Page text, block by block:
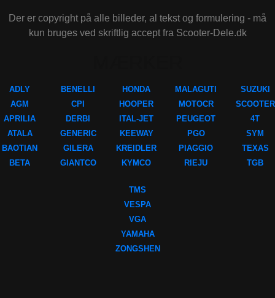
Der er copyright på alle billeder, al tekst og formulering - må
kun bruges ved skriftlig accept fra Scooter-Dele.dk
ADLY
AGM
APRILIA
ATALA
BAOTIAN
BETA
BENELLI
CPI
DERBI
GENERIC
GILERA
GIANTCO
HONDA
HOOPER
ITAL-JET
KEEWAY
KREIDLER
KYMCO
MALAGUTI
MOTOCR
PEUGEOT
PGO
PIAGGIO
RIEJU
SUZUKI
SCOOTER
4T
SYM
TEXAS
TGB
TMS
VESPA
VGA
YAMAHA
ZONGSHEN